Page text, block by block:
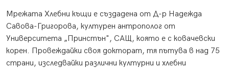
Мрежата Хлебни къщи е създадена от Д-р Надежда
Савова-Григорова, културен антрополог от
Университета „Принстън", САЩ, която е с ковачевски
корен. Провеждайки своя докторат, тя пътува в над 75
страни, изследвайки различни културни и хлебни